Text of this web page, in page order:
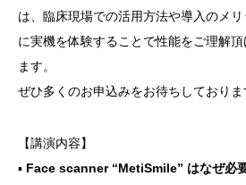
は、臨床現場での活用方法や導入のメ
に実機を体験することで性能をご理解
ます。
ぜひ多くのお申込みをお待ちしておりま
【講演内容】
▪ Face scanner “MetiSmile” はなぜ必